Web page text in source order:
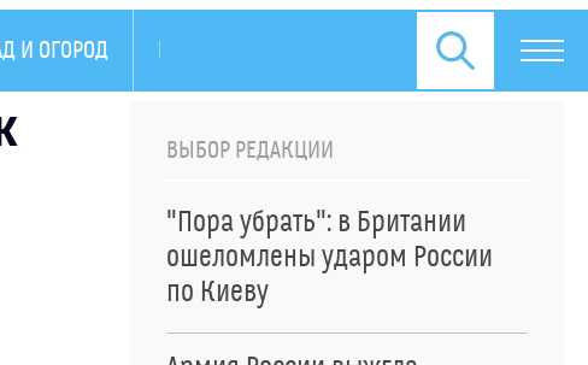
И ОГОРОД ПРЕСС-РЕЛИЗЫ
ВЫБОР РЕДАКЦИИ
"Пора убрать": в Британии
ошеломлены ударом России
по Киеву